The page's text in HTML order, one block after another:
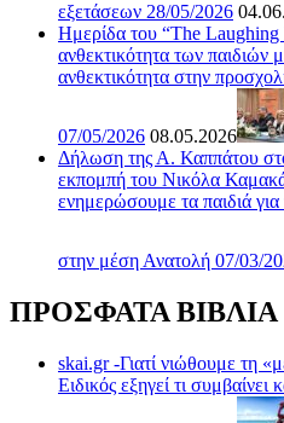
εξετάσεων 28/05/2026
Ημερίδα του “The Laughing
ανθεκτικότητα των
ανθεκτικότητα στην
07/05/2026 08.05.2026
Δήλωση της Α. Καππάτου
εκπομπή του Νικόλα
ενημερώσουμε τα παιδιά
στην μέση Ανατολή 07/03/
ΠΡΟΣΦΑΤΑ ΒΙΒΛΙΑ
skai.gr -Γιατί νιώθουμε τη
Ειδικός εξηγεί τι συμβαίνει